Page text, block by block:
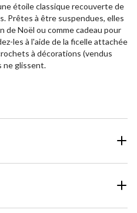
étoile classique recouverte de
Prêtes à être suspendues, elles
de Noël ou comme cadeau pour
les à l'aide de la ficelle attachée
à décorations (vendus
ne glissent.